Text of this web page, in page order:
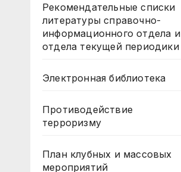
Рекомендательные списки
литературы справочно-
информационного отдела и
отдела текущей периодики
Электронная библиотека
Противодействие
терроризму
План клубных и массовых
мероприятий